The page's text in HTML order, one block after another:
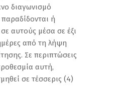
διαγωνισμό
ή
αυτούς μέσα σε έξι
από τη λήψη
Σε περιπτώσεις
αυτή,
σε τέσσερις (4)